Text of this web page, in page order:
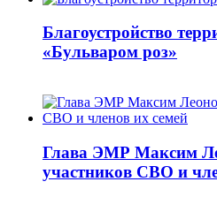
Благоустройство
«Бульваром роз»
Глава ЭМР Максим
участников СВО и